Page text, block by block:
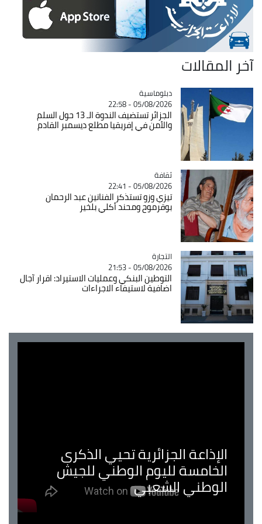
آخر المقالات
Catégorie
دبلوماسية
05/08/2026 - 22:58
الجزائر تستضيف الندوة الـ 13 حول السلم
والأمن في إفريقيا مطلع ديسمبر القادم
Catégorie
ثقافة
05/08/2026 - 22:41
تيزي وزو تستذكر الفنانين عبد الرحمان
بوقرموح ومحند أكلي بلخير
Catégorie
التجارة
05/08/2026 - 21:53
التوطين البنكي وعمليات الاستيراد: اقرار آجال
اضافية لاستيفاء الاجراءات
الإذاعة الجزائرية تحيي الذكرى
الخامسة لليوم الوطني للجيش
الوطني الشعبي